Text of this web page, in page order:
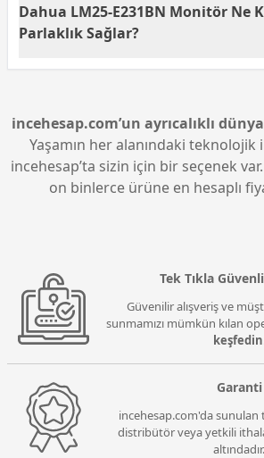
oranına sahiptir. Bu kontrast oranı,
siyahlar ve daha parlak beyazlar
kalitesini artırır.
Dahua LM25-E231BN Monitör Ne
Parlaklık Sağlar?
Dahua LM25-E231BN monitör, 350
sunmasını sağlar.
incehesap.com’un ayrıcalıklı
Yaşamın her alanındaki teknolojik
incehesap’ta sizin için bir seçenek
on binlerce ürüne en hesaplı
Tek Tıkla
Güvenilir alışveriş ve
sunmamızı mümkün kılan
keşfedin
Garanti
incehesap.com'da
distribütör veya yetkili
altındadır.